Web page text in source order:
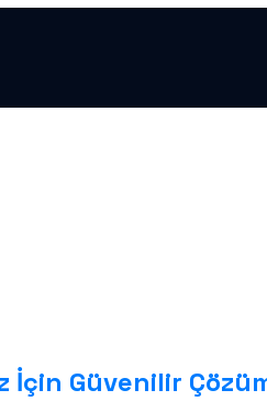
İçin Güvenilir